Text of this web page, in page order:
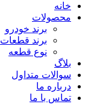
خانه
محصولات
برند خودرو
برند قطعات
نوع قطعه
بلاگ
سوالات متداول
درباره ما
تماس با ما